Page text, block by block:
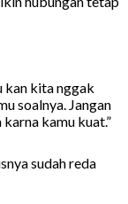
kan kita nggak
soalnya. Jangan
kamu kuat.”
sudah reda